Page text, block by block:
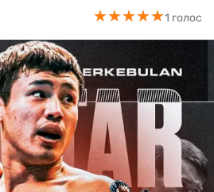
★★★★★
★★★★★1 голос